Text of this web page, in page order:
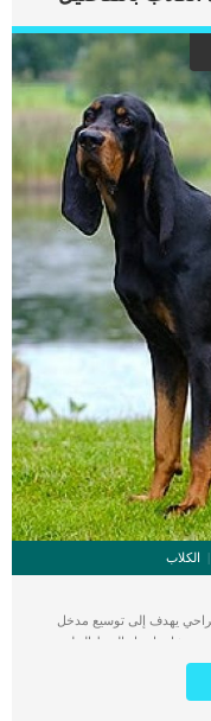
اعراض فقر الدم الناتج
مرتبطة بهذه الحالة بشكل
الكبد أو الطحال المسؤولة […]
الكلاب
يهدف إلى توسيع مدخل
إجراء الربط الخلفي
أكثر شيوعا. اقرأ ايضا: ماهو
الهواء أثناء التنفس أي خلل
الحنجرة في الفتح على مصراعيه